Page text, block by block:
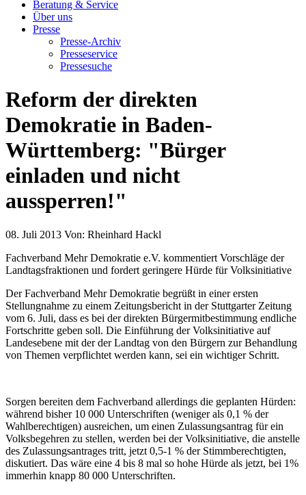
Beratung & Service
Über uns
Presse
Presse-Archiv
Presseservice
Pressesuche
Reform der direkten
Demokratie in Baden-
Württemberg: "Bürger
einladen und nicht
aussperren!"
08. Juli 2013 Von: Rheinhard Hackl
Fachverband Mehr Demokratie e.V. kommentiert Vorschläge der
Landtagsfraktionen und fordert geringere Hürde für Volksinitiative
Der Fachverband Mehr Demokratie begrüßt in einer ersten
Stellungnahme zu einem Zeitungsbericht in der Stuttgarter Zeitung
vom 6. Juli, dass es bei der direkten Bürgermitbestimmung endliche
Fortschritte geben soll. Die Einführung der Volksinitiative auf
Landesebene mit der der Landtag von den Bürgern zur Behandlung
von Themen verpflichtet werden kann, sei ein wichtiger Schritt.
Sorgen bereiten dem Fachverband allerdings die geplanten Hürden:
während bisher 10 000 Unterschriften (weniger als 0,1 % der
Wahlberechtigen) ausreichen, um einen Zulassungsantrag für ein
Volksbegehren zu stellen, werden bei der Volksinitiative, die anstelle
des Zulassungsantrages tritt, jetzt 0,5-1 % der Stimmberechtigten,
diskutiert. Das wäre eine 4 bis 8 mal so hohe Hürde als jetzt, bei 1%
immerhin knapp 80 000 Unterschriften.